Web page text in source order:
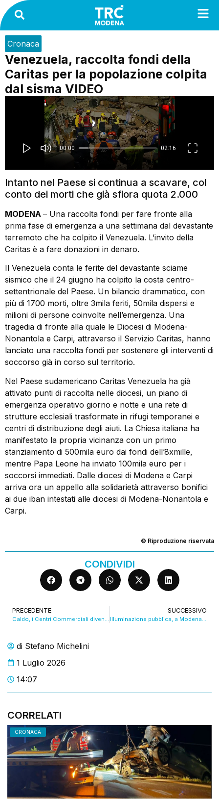
di Stefano Michelini
1 Luglio 2026
14:07
CORRELATI
CRONACA
Cronaca
Venezuela, raccolta fondi della
Caritas per la popolazione colpita
dal sisma VIDEO
Intanto nel Paese si continua a scavare, col
conto dei morti che già sfiora quota 2.000
MODENA – Una raccolta fondi per fare fronte alla
prima fase di emergenza a una settimana dal devastante
terremoto che ha colpito il Venezuela. L’invito della
Caritas è a fare donazioni in denaro.
Il Venezuela conta le ferite del devastante sciame
sismico che il 24 giugno ha colpito la costa centro-
settentrionale del Paese. Un bilancio drammatico, con
più di 1700 morti, oltre 3mila feriti, 50mila dispersi e
milioni di persone coinvolte nell’emergenza. Una
tragedia di fronte alla quale le Diocesi di Modena-
Nonantola e Carpi, attraverso il Servizio Caritas, hanno
lanciato una raccolta fondi per sostenere gli interventi di
soccorso già in corso sul territorio.
Nel Paese sudamericano Caritas Venezuela ha già
attivato punti di raccolta nelle diocesi, un piano di
emergenza operativo giorno e notte e una rete di
strutture ecclesiali trasformate in rifugi temporanei e
centri di distribuzione degli aiuti. La Chiesa italiana ha
manifestato la propria vicinanza con un primo
stanziamento di 500mila euro dai fondi dell’8xmille,
mentre Papa Leone ha inviato 100mila euro per i
soccorsi immediati. Dalle diocesi di Modena e Carpi
arriva ora un appello alla solidarietà attraverso bonifici
ai due iban intestati alle diocesi di Modena-Nonantola e
Carpi.
© Riproduzione riservata
CONDIVIDI
PRECEDENTE
Caldo, i Centri Commerciali diventano rifugi climatici VIDEO
SUCCESSIVO
Illuminazione pubblica, a Modena la gestione a Edison Next. VIDEO